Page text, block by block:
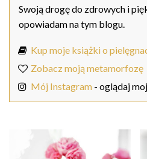
Swoją drogę do zdrowych i
opowiadam na tym blogu.
Kup moje książki o
Zobacz moją metamorfozę
Mój Instagram - oglądaj